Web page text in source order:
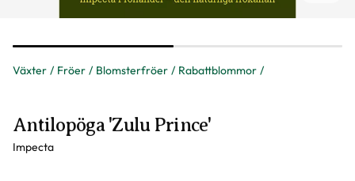
Växter Fröer Blomsterfröer Rabattblommor
Antilopöga 'Zulu Prince'
Impecta